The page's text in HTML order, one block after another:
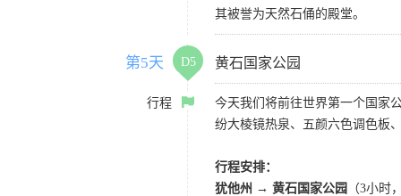
其被誉为天然石俑的殿堂。
第5天 D5 黄石国家公园
行程
今天我们将前往世界第一个国家
纷大棱镜热泉、五颜六色调色板
行程安排：
犹他州 → 黄石国家公园
（3小时